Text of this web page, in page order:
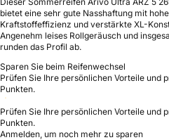
bietet eine sehr gute Nasshaftung mit
Kraftstoffeffizienz und verstärkte XL-
Angenehm leises Rollgeräusch und
runden das Profil ab.
Sparen Sie beim Reifenwechsel
Prüfen Sie Ihre persönlichen Vorteile und
Punkten.
Prüfen Sie Ihre persönlichen Vorteile und
Punkten.
Anmelden, um noch mehr zu sparen